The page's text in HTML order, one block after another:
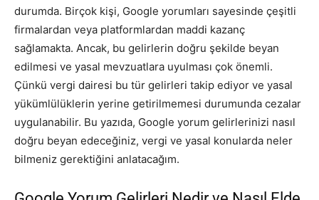
durumda. Birçok kişi, Google yorumları sayesinde çeşitli
firmalardan veya platformlardan maddi kazanç
sağlamakta. Ancak, bu gelirlerin doğru şekilde beyan
edilmesi ve yasal mevzuatlara uyulması çok önemli.
Çünkü vergi dairesi bu tür gelirleri takip ediyor ve yasal
yükümlülüklerin yerine getirilmemesi durumunda cezalar
uygulanabilir. Bu yazıda, Google yorum gelirlerinizi nasıl
doğru beyan edeceğiniz, vergi ve yasal konularda neler
bilmeniz gerektiğini anlatacağım.